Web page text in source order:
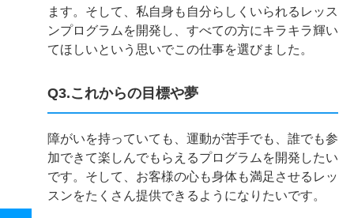
ます。そして、私自身も自分らしくいられるレッス
ンプログラムを開発し、すべての方にキラキラ輝い
てほしいという思いでこの仕事を選びました。
Q3.これからの目標や夢
障がいを持っていても、運動が苦手でも、誰でも参
加できて楽しんでもらえるプログラムを開発したい
です。そして、お客様の心も身体も満足させるレッ
スンをたくさん提供できるようになりたいです。